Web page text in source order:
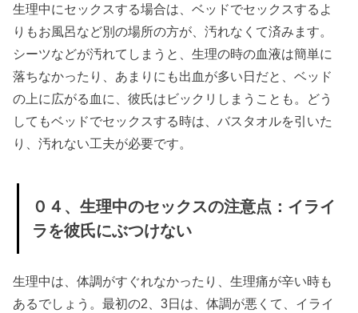
との過
ごし
方：体
調が良
ければ
生理中にセックスする場合は、ベッドでセックスするよ
りもお風呂など別の場所の方が、汚れなくて済みます。
シーツなどが汚れてしまうと、生理の時の血液は簡単に
落ちなかったり、あまりにも出血が多い日だと、ベッド
の上に広がる血に、彼氏はビックリしまうことも。どう
してもベッドでセックスする時は、バスタオルを引いた
り、汚れない工夫が必要です。
０４、生理中のセックスの注意点：イライ
ラを彼氏にぶつけない
生理中は、体調がすぐれなかったり、生理痛が辛い時も
あるでしょう。最初の2、3日は、体調が悪くて、イライ